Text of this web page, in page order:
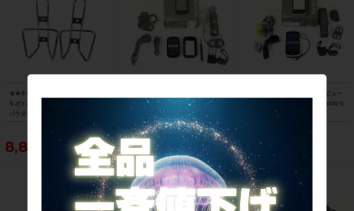
★★キングケージ KING CAGE USA S
S ボトルケージ 2個セット（サイクル
パラダイス山口より配送)
8,800円
ター エッジ 830 セット EDGE 830 SE
27,390円
ガーミン GARMIN サイクルコンピュー
ター エッジ 1030 セット EDGE 1030 S
28,490円